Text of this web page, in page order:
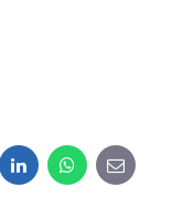
LinkedInWhatsApp
E-
mail